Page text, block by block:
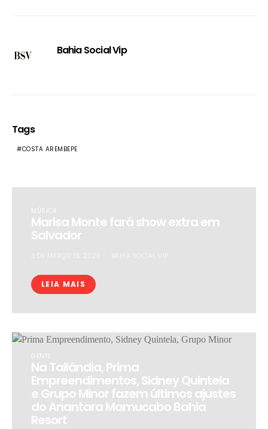
Bahia Social Vip
Tags
COSTA AREMBEPE
MÚSICA
Marisa Monte fará show extra em
Salvador
LEIA MAIS
GENTE
Na Tailândia, Prima
Empreendimentos, Sidney Quintela
e Grupo Minor fazem últimos ajustes
do Anantara Mamucabo Bahia
Resort